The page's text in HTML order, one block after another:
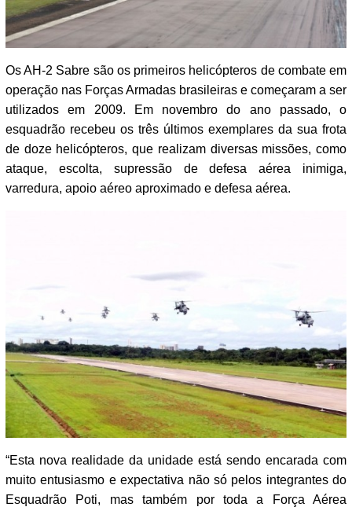
Os AH-2 Sabre são os primeiros helicópteros de combate em
operação nas Forças Armadas brasileiras e começaram a ser
utilizados em 2009. Em novembro do ano passado, o
esquadrão recebeu os três últimos exemplares da sua frota
de doze helicópteros, que realizam diversas missões, como
ataque, escolta, supressão de defesa aérea inimiga,
varredura, apoio aéreo aproximado e defesa aérea.
“Esta nova realidade da unidade está sendo encarada com
muito entusiasmo e expectativa não só pelos integrantes do
Esquadrão Poti, mas também por toda a Força Aérea